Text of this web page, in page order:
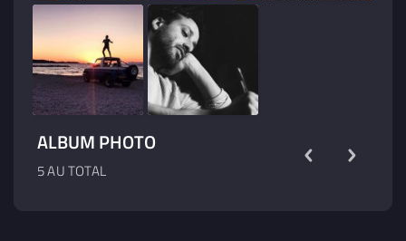
ALBUM PHOTO
5 AU TOTAL